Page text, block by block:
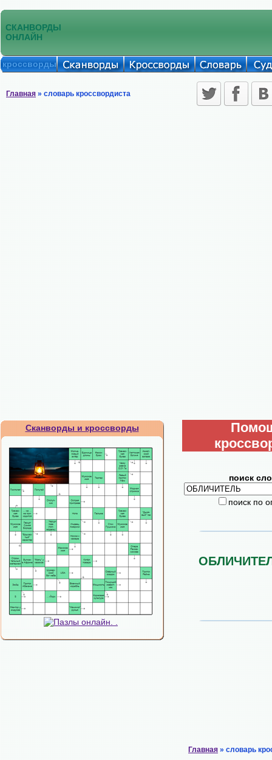
СКАНВОРДЫ
ОНЛАЙН
кроссворды
Главная » словарь кроссвордиста
Сканворды и кроссворды
поиск
поиск по
Главная » словарь